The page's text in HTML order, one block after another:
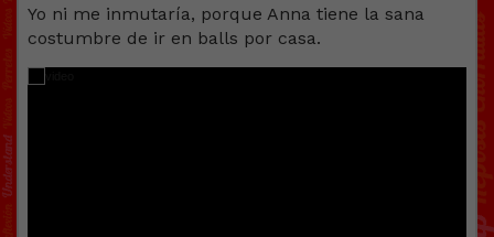
Yo ni me inmutaría, porque Anna tiene la sana
costumbre de ir en balls por casa.